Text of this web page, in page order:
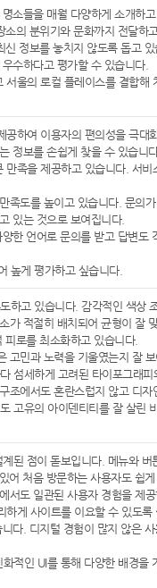
소들을 매월 다양하게 소개하
의 분위기와 문화까지 전달하
정보를 놓치지 않도록 돕고
수하다고 평가할 수 있습니다.
울의 로컬 플레이스를 결합
하여 이용자의 편의성을 극
정보를 손쉽게 찾을 수 있습
족을 제공하고 있습니다. 서
도를 높이고 있습니다. 문의
있는 것으로 보여집니다.
한 언어로 문의를 받고 답변
높게 평가하고 싶습니다.
고 있습니다. 감각적인 색상
적절히 배치되어 균형이 잘
로를 최소화하고 있습니다.
민과 노력을 기울였는지 잘
섬세하게 고려된 타이포그래
에서도 혼란스럽지 않고 디자
고유의 아이덴티티를 잘 살린
된 점이 돋보입니다. 메뉴와
처음 방문하는 사용자도 쉽
서도 일관된 사용자 경험을 제공
게 사이트를 이요할 수 있도
다. 디지털 경험이 많지 않은
적인 UI를 통해 다양한 배경